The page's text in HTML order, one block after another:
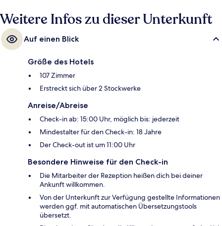
Weitere Infos zu dieser Unterkunft
Auf einen Blick
Größe des Hotels
107 Zimmer
Erstreckt sich über 2 Stockwerke
Anreise/Abreise
Check-in ab: 15:00 Uhr, möglich bis: jederzeit
Mindestalter für den Check-in: 18 Jahre
Der Check-out ist um 11:00 Uhr
Besondere Hinweise für den Check-in
Die Mitarbeiter der Rezeption heißen dich bei deiner
Ankunft willkommen.
Von der Unterkunft zur Verfügung gestellte Informationen
werden ggf. mit automatischen Übersetzungstools
übersetzt.